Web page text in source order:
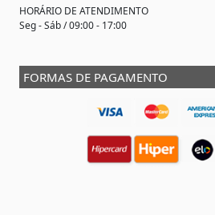
HORÁRIO DE ATENDIMENTO
Seg - Sáb / 09:00 - 17:00
FORMAS DE PAGAMENTO